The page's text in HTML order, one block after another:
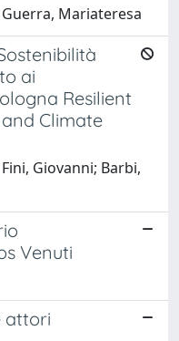
Mariateresa
ai
Resilient
Climate
Giovanni; Barbi,
Venuti
attori